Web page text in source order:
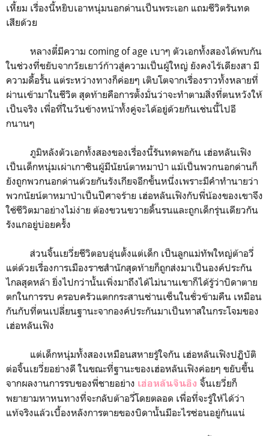
เหี้ยม เรื่องนี้หยิบเอาหนุ่มนอกด่านเป็นพระเอก แถมชีวิตรันทด
เสียด้วย
หลางตี๋มีความ coming of age เบาๆ ตัวเอกทั้งสองได้พบกัน
ในช่วงที่ขยับจากวัยเยาว์ก้าวสู่ความเป็นผู้ใหญ่ ยังคงไร้เดียงสา มี
ความดื้อรั้น แต่ระหว่างทางก็ค่อยๆ เติบโตจากเรื่องราวทั้งหลายที่
ผ่านเข้ามาในชีวิต สุดท้ายคือการตั้งมั่นว่าจะทำตามสิ่งที่ตนหวังให้
เป็นจริง เพื่อที่ในวันข้างหน้าทั้งคู่จะได้อยู่ด้วยกันเช่นนี้ไปอี
กนานๆ
ภูมิหลังตัวเอกทั้งสองของเรื่องนี้รันทดพอกัน เฮ่อหลันเฟิง
เป็นเด็กหนุ่มเผ่าเกาซินผู้มีนัยน์ตาหมาป่า แม้เป็นพวกนอกด่านก็
ยังถูกพวกนอกด่านด้วยกันรังเกียจอีกขั้นหนึ่งเพราะมีคำทำนายว่า
พวกนัยน์ตาหมาป่าเป็นปีศาจร้าย เฮ่อหลันเฟิงกับพี่น้องของเขาจึง
ใช้ชีวิตมาอย่างไม่ง่าย ต้องขวนขวายดิ้นรนและถูกเด็กรุ่นเดียวกัน
รังแกอยู่บ่อยครั้ง
ส่วนจิ้นเยวี่ยชีวิตอบอุ่นตั้งแต่เด็ก เป็นลูกแม่ทัพใหญ่ต้าอวี่
แต่ด้วยเรื่องการเมืองราชสำนักสุดท้ายก็ถูกส่งมาเป็นองค์ประกัน
ไกลสุดหล้า ยิ่งไปกว่านั้นเพิ่งมาถึงได้ไม่นานเขาก็ได้รู้ว่าบิดาตาย
ตกในการรบ ครอบครัวแตกกระสานซ่านเซ็นในชั่วข้ามคืน เหมือน
กันกับที่ตนเปลี่ยนฐานะจากองค์ประกันมาเป็นทาสในกระโจมของ
เฮ่อหลันเฟิง
แต่เด็กหนุ่มทั้งสองเหมือนสหายรู้ใจกัน เฮ่อหลันเฟิงปฏิบัติ
ต่อจิ้นเยวี่ยอย่างดี ในขณะที่ฐานะของเฮ่อหลันเฟิงค่อยๆ ขยับขึ้น
จากผลงานการรบของพี่ชายอย่าง เฮ่อหลันจินอิง จิ้นเยวี่ยก็
พยายามหาหนทางที่จะกลับต้าอวี่โดยตลอด เพื่อที่จะรู้ให้ได้ว่า
แท้จริงแล้วเบื้องหลังการตายของบิดานั้นมีอะไรซ่อนอยู่กันแน่